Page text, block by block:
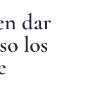
dar
los